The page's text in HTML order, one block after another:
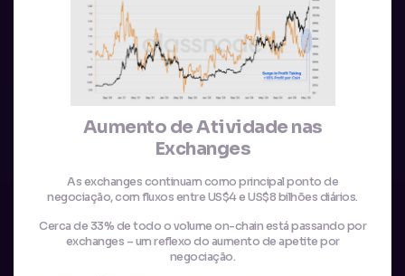
Aumento de Atividade nas
Exchanges
As exchanges continuam como principal ponto de
negociação, com fluxos entre US$4 e US$8 bilhões diários.
Cerca de 33% de todo o volume on-chain está passando por
exchanges – um reflexo do aumento de apetite por
negociação.